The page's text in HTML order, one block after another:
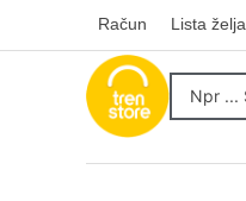
Račun Lista želja